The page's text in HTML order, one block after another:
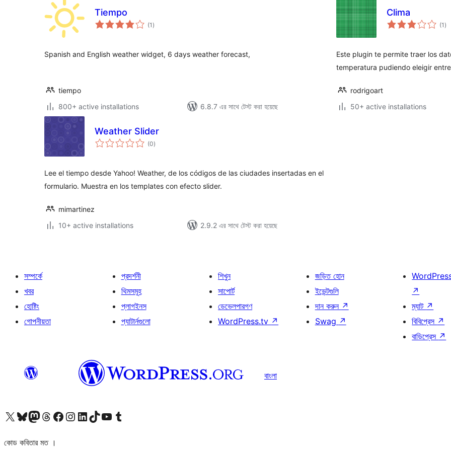
Tiempo
(1 total
ratings
)
Spanish and English weather widget, 6 days weather forecast,
tiempo
800+ active installations
6.8.7 এর সাথে টেস্ট করা হয়েছে
Clima
(1 )
Este plugin te permite traer los
temperatura pudiendo eleigir entre
rodrigoart
50+ active installations
Weather Slider
(0total
ratings
)
Lee el tiempo desde Yahoo! Weather, de los códigos de las ciudades insertadas en el
formulario. Muestra en los templates con efecto slider.
mimartinez
10+ active installations
2.9.2 এর সাথে টেস্ট করা হয়েছে
সম্পর্কে
খবর
হোষ্টিং
গোপনীয়তা
প্রদর্শনী
থিমসমূহ
প্লাগইনস
প্যাটার্নগুলো
শিখুন
সাপোর্ট
ডেভেলপারগণ
WordPress.tv ↗
জড়িত হোন
ইভেন্টগুলি
দান করুন ↗
Swag ↗
↗
ম্যাট ↗
বিবিপ্রেস ↗
বাডিপ্রেস ↗
বাংলা
আমাদের X (আগের টুইটার) অ্যাকাউন্টে যানআমাদের Bluesky অ্যাকাউন্টটি দেখুনআমাদের মাস্টোডন অ্যাকাউন্টটি দেখুনআমাদের থ্রেডস অ্যাকাউন্টটি দেখুনআমাদের ফেসবুক পেজ দেখুনআমাদের ইন্সটাগ্রাম অ্যাকাউন্ট দেখুনআমাদের লিঙ্কডইন অ্যাকাউন্টে যানআমাদের TikTok অ্যাকাউন্টটি দেখুনআমাদের ইউটিউব চ্যানেলে যান আমাদের টাম্বলার অ্যাকাউন্ট দেখুন
কোড কবিতার মত ।